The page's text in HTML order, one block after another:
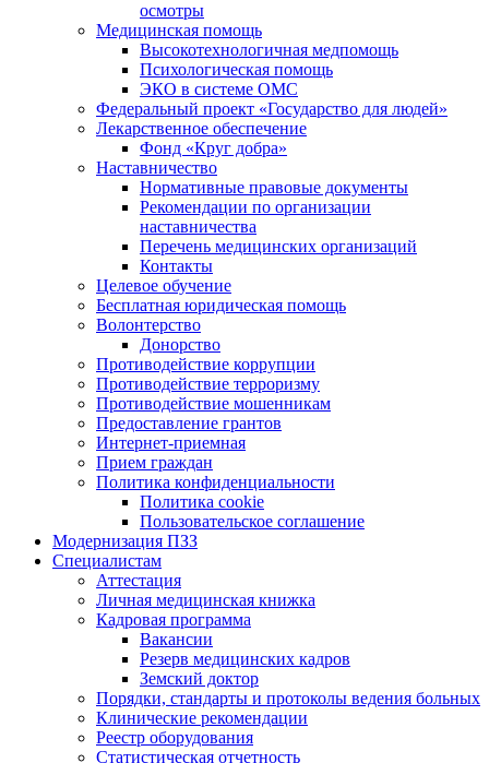
осмотры
Медицинская помощь
Высокотехнологичная медпомощь
Психологическая помощь
ЭКО в системе ОМС
Федеральный проект «Государство для людей»
Лекарственное обеспечение
Фонд «Круг добра»
Наставничество
Нормативные правовые документы
Рекомендации по организации
наставничества
Перечень медицинских организаций
Контакты
Целевое обучение
Бесплатная юридическая помощь
Волонтерство
Донорство
Противодействие коррупции
Противодействие терроризму
Противодействие мошенникам
Предоставление грантов
Интернет-приемная
Прием граждан
Политика конфиденциальности
Политика cookie
Пользовательское соглашение
Модернизация ПЗЗ
Специалистам
Аттестация
Личная медицинская книжка
Кадровая программа
Вакансии
Резерв медицинских кадров
Земский доктор
Порядки, стандарты и протоколы ведения больных
Клинические рекомендации
Реестр оборудования
Статистическая отчетность